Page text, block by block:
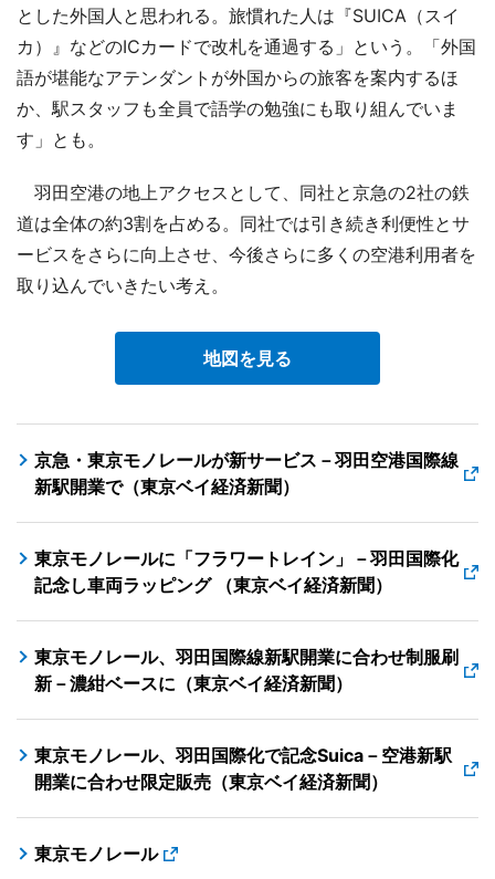
とした外国人と思われる。旅慣れた人は『SUICA（スイ
カ）』などのICカードで改札を通過する」という。「外国
語が堪能なアテンダントが外国からの旅客を案内するほ
か、駅スタッフも全員で語学の勉強にも取り組んでいま
す」とも。
羽田空港の地上アクセスとして、同社と京急の2社の鉄
道は全体の約3割を占める。同社では引き続き利便性とサ
ービスをさらに向上させ、今後さらに多くの空港利用者を
取り込んでいきたい考え。
地図を見る
京急・東京モノレールが新サービス－羽田空港国際線
新駅開業で（東京ベイ経済新聞）
東京モノレールに「フラワートレイン」－羽田国際化
記念し車両ラッピング （東京ベイ経済新聞）
東京モノレール、羽田国際線新駅開業に合わせ制服刷
新－濃紺ベースに（東京ベイ経済新聞）
東京モノレール、羽田国際化で記念Suica－空港新駅
開業に合わせ限定販売（東京ベイ経済新聞）
東京モノレール